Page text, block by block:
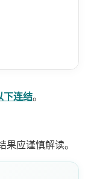
下连结。
应谨慎解读。